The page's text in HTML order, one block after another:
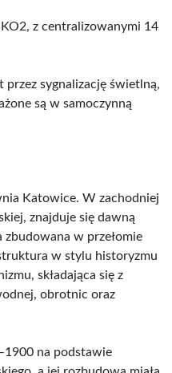
z centralizowanymi 14
przez sygnalizację świetlną,
są w samoczynną
Katowice. W zachodniej
znajduje się dawną
w przełomie
w stylu historyzmu
składająca się z
obrotnic oraz
na podstawie